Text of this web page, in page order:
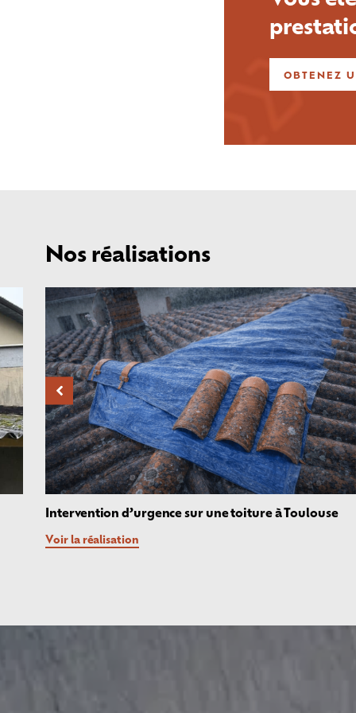
OBTENEZ
Nos réalisations
Intervention d’urgence sur une toiture à Toulouse
Voir la réalisation